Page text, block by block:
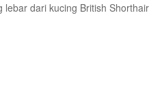
dari kucing British Shorthair